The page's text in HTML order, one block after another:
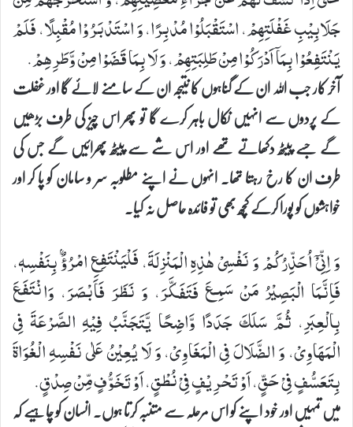
جَلَابِیْبِ غَفْلَتِهِمْ، اسْتَقْبَلُوْا مُدْبِرًا، وَ اسْتَدْبَرُوْا مُقْبِلًا، فَلَمْ
یَنْتَفِعُوْا بِمَاۤ اَدْرَكُوْا مِنْ طَلِبَتِهِمْ، وَ لَا بِمَا قَضَوْا مِنْ وَّطَرِهِمْ.
آخر کار جب اللہ ان کے گناہوں کا نتیجہ ان کے سامنے لائے گا اور غفلت
کے پردوں سے انہیں نکال باہر کرے گا تو پھر اس چیز کی طرف بڑھیں
گے جسے پیٹھ دکھاتے تھے اور اس شے سے پیٹھ پھرائیں گے جس کی
طرف ان کا رخ رہتا تھا۔ انہوں نے اپنے مطلوبہ سر و سامان کو پا کر اور
خواہشوں کو پورا کرکے کچھ بھی تو فائدہ حاصل نہ کیا۔
وَ اِنِّیْۤ اُحَذِّرُكُمْ وَ نَفْسِیْ هٰذِهِ الْمَنْزِلَةَ، فَلْیَنْتَفِعِ امْرُؤٌۢ بِنَفْسِهٖ،
فَاِنَّمَا الْبَصِیْرُ مَنْ سَمِـعَ فَتَفَكَّرَ، وَ نَظَرَ فَاَبْصَرَ، وَانْتَفَعَ
بِالْعِبَرِ، ثُمَّ سَلَكَ جَدَدًا وَّاضِحًا یَّتَجَنَّبُ فِیْهِ الصَّرْعَةَ فِی
الْمَهَاوِیْ، وَ الضَّلَالَ فِی الْمَغَاوِیْ، وَ لَا یُعِیْنُ عَلٰی نَفْسِهِ الْغُوَاةَ
بِتَعَسُّفٍ فِیْ حَقٍّ، اَوْ تَحْرِیْفٍ فِیْ نُطْقٍ، اَوْ تَخَوُّفٍ مِّنْ صِدْقٍ.
میں تمہیں اور خود اپنے کو اس مرحلہ سے متنبہ کرتا ہوں۔ انسان کو چاہیے کہ